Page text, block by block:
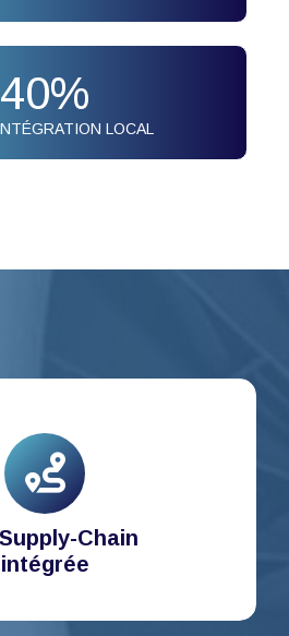
40%
LOCAL
Chain
intégrée